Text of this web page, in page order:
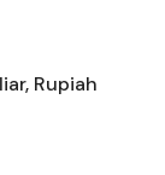
Rupiah